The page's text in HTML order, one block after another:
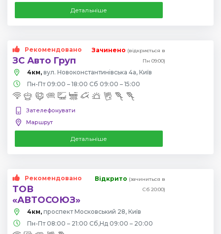
Детальніше
Рекомендовано
ЗС Авто Груп
Зачинено (відкриється в
Пн 09:00)
4км, вул. Новоконстантинівська 4а, Київ
Пн-Пт 09:00 – 18:00 Сб 09:00 – 15:00
Зателефонувати
Маршрут
Детальніше
Рекомендовано
ТОВ
«АВТОСОЮЗ»
Відкрито (зачиниться в
Сб 20:00)
4км, проспект Московський 28, Київ
Пн-Пт 08:00 – 21:00 Сб,Нд 09:00 – 20:00